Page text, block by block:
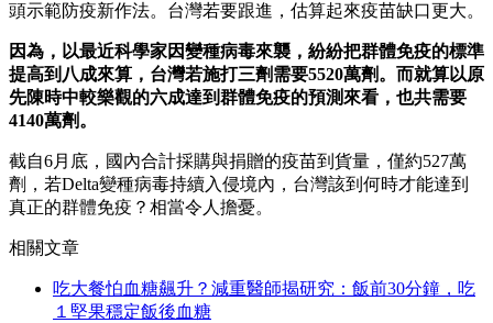
頭示範防疫新作法。台灣若要跟進，估算起來疫苗缺口更大。
因為，以最近科學家因變種病毒來襲，紛紛把群體免疫的標準
提高到八成來算，台灣若施打三劑需要5520萬劑。而就算以原
先陳時中較樂觀的六成達到群體免疫的預測來看，也共需要
4140萬劑。
截自6月底，國內合計採購與捐贈的疫苗到貨量，僅約527萬
劑，若Delta變種病毒持續入侵境內，台灣該到何時才能達到
真正的群體免疫？相當令人擔憂。
相關文章
吃大餐怕血糖飆升？減重醫師揭研究：飯前30分鐘，吃
１堅果穩定飯後血糖